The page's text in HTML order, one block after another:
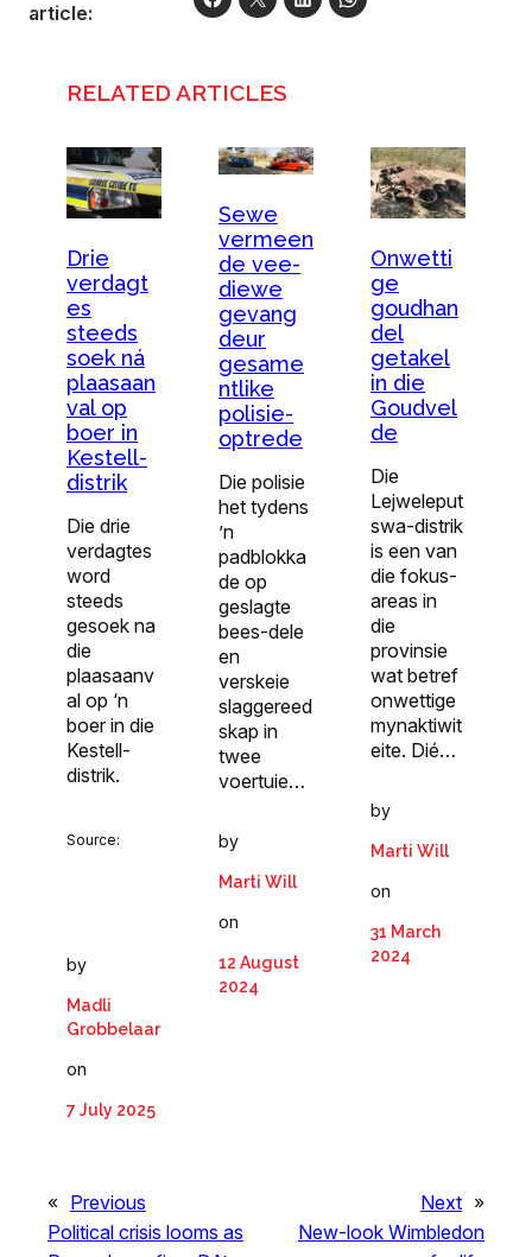
article:
RELATED ARTICLES
Drie
verdagt
es
steeds
soek ná
plaasaan
val op
boer in
Kestell-
distrik
Die drie
verdagtes
word
steeds
gesoek na
die
plaasaanv
al op ‘n
boer in die
Kestell-
distrik.
Source:
by
Madli
Grobbelaar
on
7 July 2025
Sewe
vermeen
de vee-
diewe
gevang
deur
gesame
ntlike
polisie-
optrede
Die polisie
het tydens
’n
padblokka
de op
geslagte
bees-dele
en
verskeie
slaggereed
skap in
twee
voertuie…
by
Marti Will
on
12 August
2024
Onwetti
ge
goudhan
del
getakel
in die
Goudvel
de
Die
Lejweleput
swa-distrik
is een van
die fokus-
areas in
die
provinsie
wat betref
onwettige
mynaktiwit
eite. Dié…
by
Marti Will
on
31 March
2024
« Previous
Political crisis looms as
Next »
New-look Wimbledon